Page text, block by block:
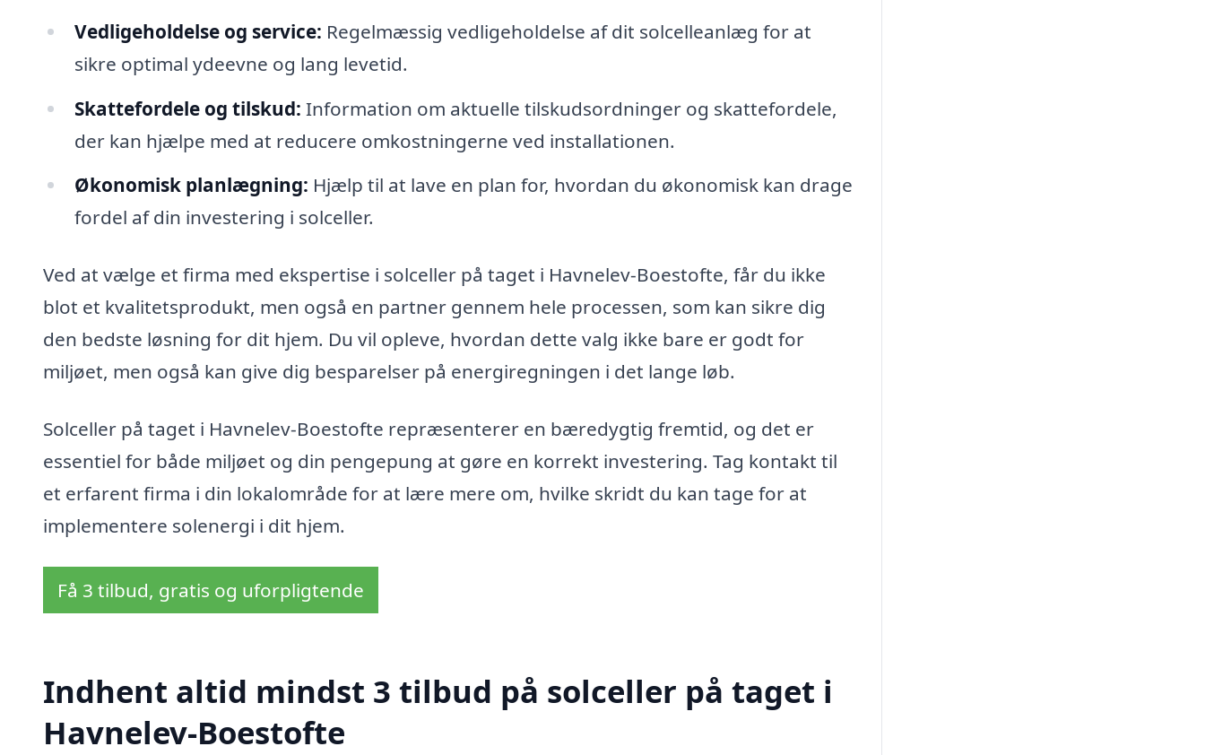
Vedligeholdelse og service: Regelmæssig vedligeholdelse af dit solcelleanlæg for at
sikre optimal ydeevne og lang levetid.
Skattefordele og tilskud: Information om aktuelle tilskudsordninger og skattefordele,
der kan hjælpe med at reducere omkostningerne ved installationen.
Økonomisk planlægning: Hjælp til at lave en plan for, hvordan du økonomisk kan drage
fordel af din investering i solceller.
Ved at vælge et firma med ekspertise i solceller på taget i Havnelev-Boestofte, får du ikke
blot et kvalitetsprodukt, men også en partner gennem hele processen, som kan sikre dig
den bedste løsning for dit hjem. Du vil opleve, hvordan dette valg ikke bare er godt for
miljøet, men også kan give dig besparelser på energiregningen i det lange løb.
Solceller på taget i Havnelev-Boestofte repræsenterer en bæredygtig fremtid, og det er
essentiel for både miljøet og din pengepung at gøre en korrekt investering. Tag kontakt til
et erfarent firma i din lokalområde for at lære mere om, hvilke skridt du kan tage for at
implementere solenergi i dit hjem.
Få 3 tilbud, gratis og uforpligtende
Indhent altid mindst 3 tilbud på solceller på taget i
Havnelev-Boestofte